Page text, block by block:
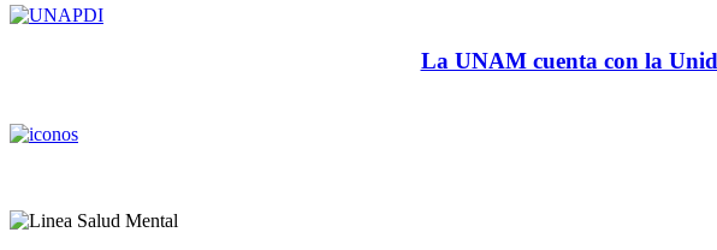
La UNAM cuenta con la